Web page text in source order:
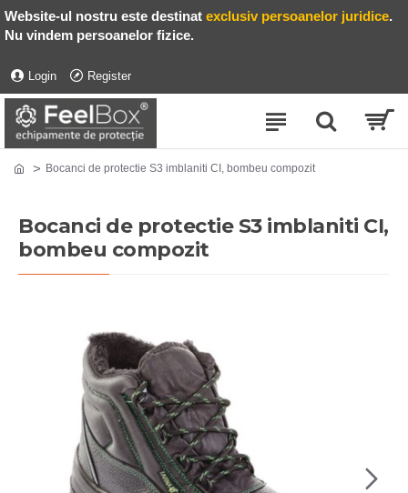
Website-ul nostru este destinat exclusiv persoanelor juridice.
Nu vindem persoanelor fizice.
Login Register
Bocanci de protectie S3 imblaniti CI, bombeu compozit
Bocanci de protectie S3 imblaniti CI,
bombeu compozit